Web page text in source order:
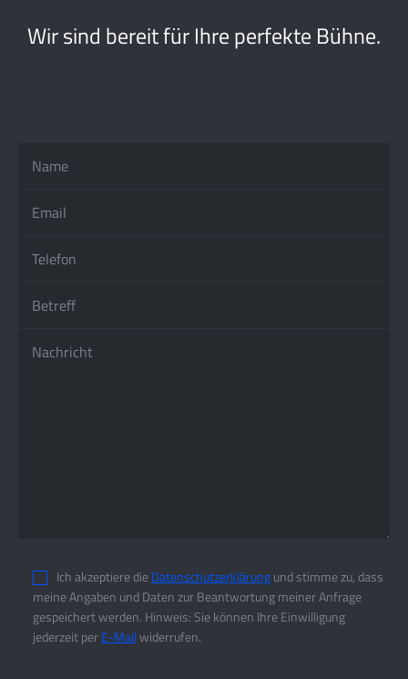
Wir sind bereit für Ihre perfekte Bühne.
Ich akzeptiere dieDatenschutzerklärungund stimme zu, dass
meine Angaben und Daten zur Beantwortung meiner Anfrage
gespeichert werden. Hinweis: Sie können Ihre Einwilligung
jederzeit perE-Mailwiderrufen.